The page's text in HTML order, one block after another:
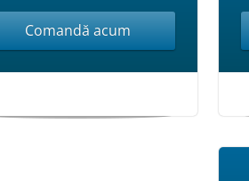
Comandă acum